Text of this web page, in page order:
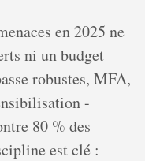
en 2025 ne
ni un budget
robustes, MFA,
-
80 % des
est clé :